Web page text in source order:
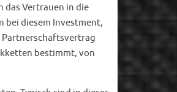
das Vertrauen in die
bei diesem Investment,
Partnerschaftsvertrag
bestimmt, von